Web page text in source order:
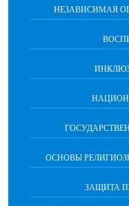
НЕЗАВИСИМАЯ
ОСНОВЫ
ЗАЩИТА